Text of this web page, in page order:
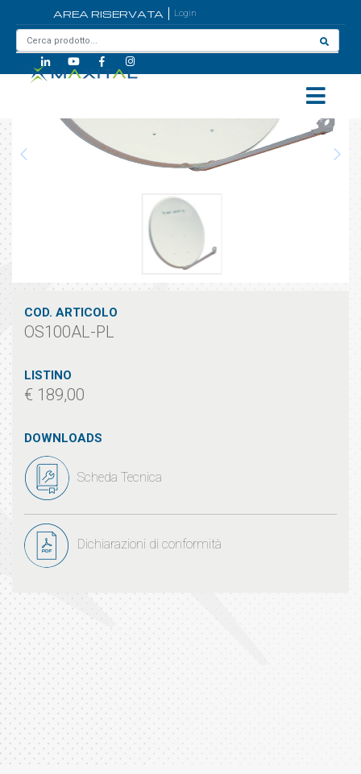
AREA RISERVATA Login
OS100AL-PL
COD. ARTICOLO
OS100AL-PL
LISTINO
€ 189,00
DOWNLOADS
Scheda Tecnica
Dichiarazioni di conformità